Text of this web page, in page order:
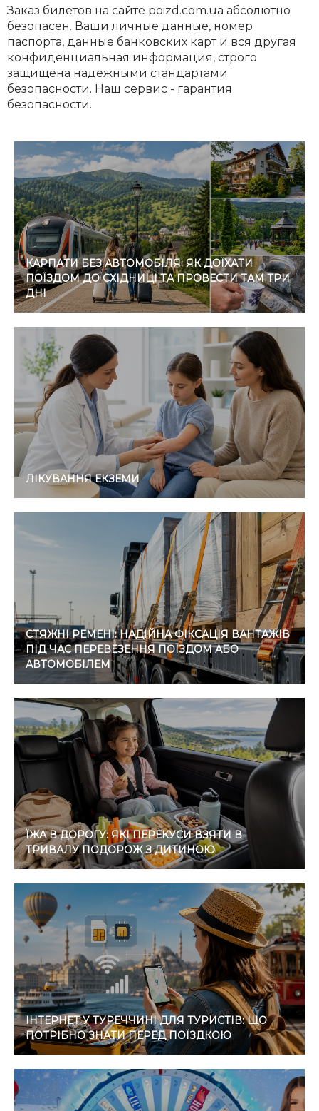
Заказ билетов на сайте poizd.com.ua абсолютно
безопасен. Ваши личные данные, номер
паспорта, данные банковских карт и вся другая
конфиденциальная информация, строго
защищена надёжными стандартами
безопасности. Наш сервис - гарантия
безопасности.
КАРПАТИ БЕЗ АВТОМОБІЛЯ: ЯК ДОЇХАТИ
ПОЇЗДОМ ДО СХІДНИЦІ ТА ПРОВЕСТИ ТАМ ТРИ
ДНІ
ЛІКУВАННЯ ЕКЗЕМИ
СТЯЖНІ РЕМЕНІ: НАДІЙНА ФІКСАЦІЯ ВАНТАЖІВ
ПІД ЧАС ПЕРЕВЕЗЕННЯ ПОЇЗДОМ АБО
АВТОМОБІЛЕМ
ЇЖА В ДОРОГУ: ЯКІ ПЕРЕКУСИ ВЗЯТИ В
ТРИВАЛУ ПОДОРОЖ З ДИТИНОЮ
ІНТЕРНЕТ У ТУРЕЧЧИНІ ДЛЯ ТУРИСТІВ: ЩО
ПОТРІБНО ЗНАТИ ПЕРЕД ПОЇЗДКОЮ